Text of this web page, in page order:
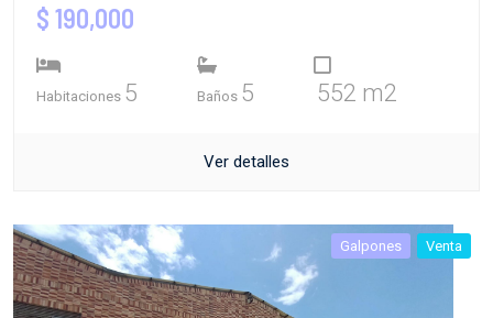
$ 190,000
Habitaciones 5 Baños 5 552 m2
Ver detalles
Galpones Venta